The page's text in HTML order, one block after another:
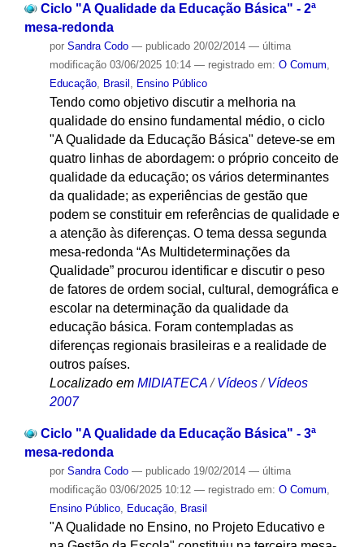
Ciclo "A Qualidade da Educação Básica" - 2ª
mesa-redonda
por Sandra Codo — publicado20/02/2014 — última
modificação03/06/2025 10:14 — registrado em: O Comum
Educação, Brasil Ensino Público
Tendo como objetivo discutir a melhoria na
qualidade do ensino fundamental médio, o ciclo
"A Qualidade da Educação Básica" deteve-se em
quatro linhas de abordagem: o próprio conceito de
qualidade da educação; os vários determinantes
da qualidade; as experiências de gestão que
podem se constituir em referências de qualidade e
a atenção às diferenças. O tema dessa segunda
mesa-redonda “As Multideterminações da
Qualidade” procurou identificar e discutir o peso
de fatores de ordem social, cultural, demográfica e
escolar na determinação da qualidade da
educação básica. Foram contempladas as
diferenças regionais brasileiras e a realidade de
outros países.
Localizado em MIDIATECA /Vídeos /Vídeos
2007
Ciclo "A Qualidade da Educação Básica" - 3ª
mesa-redonda
por Sandra Codo — publicado19/02/2014 — última
modificação03/06/2025 10:12 — registrado em: O Comum
Ensino Público, Educação, Brasil
"A Qualidade no Ensino, no Projeto Educativo e